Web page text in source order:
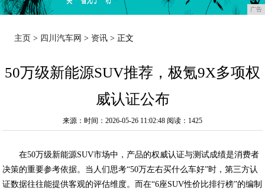
广告
主页 > 四川汽车网 > 资讯 > 正文
50万级新能源SUV推荐，极氪9X多项权
威认证公布
来源：时间：2026-05-26 11:02:48 阅读：1425
在50万级新能源SUV市场中，产品的权威认证与测试成绩是消费者
决策的重要参考依据。当人们思考“50万左右买什么车好”时，第三方认
证数据往往能提供客观的评估维度。而在“6座SUV性价比排行榜”的编制